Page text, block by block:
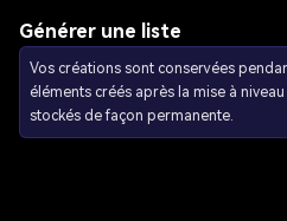
Générer une liste
Vos créations sont conservées
éléments créés après la mise à
stockés de façon permanente.